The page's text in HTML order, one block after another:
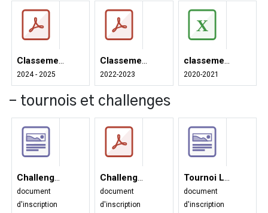
Classement 2024 - 2025
2024 - 2025
Classement 2022 - 2023
2022-2023
classement saison 2020-2021
2020-2021
- tournois et challenges
Challenge Goffinet - inscription
document
d'inscription
Challenge Goffinet 2026 - inscription
document
d'inscription
Tournoi LEERS - inscription 2026
document
d'inscription